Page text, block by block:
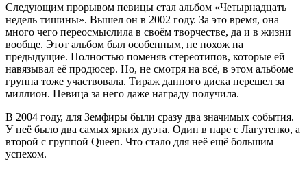
Следующим прорывом певицы стал альбом «Четырнадцать
недель тишины». Вышел он в 2002 году. За это время, она
много чего переосмыслила в своём творчестве, да и в жизни
вообще. Этот альбом был особенным, не похож на
предыдущие. Полностью поменяв стереотипов, которые ей
навязывал её продюсер. Но, не смотря на всё, в этом альбоме
группа тоже участвовала. Тираж данного диска перешел за
миллион. Певица за него даже награду получила.
В 2004 году, для Земфиры были сразу два значимых события.
У неё было два самых ярких дуэта. Один в паре с Лагутенко, а
второй с группой Queen. Что стало для неё ещё большим
успехом.